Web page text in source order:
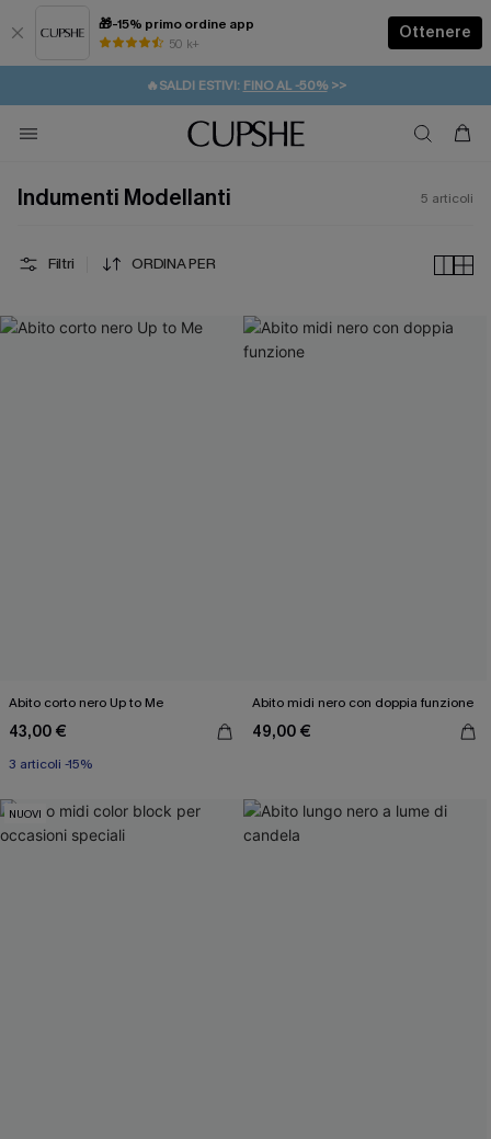
🎁-15% primo ordine app
50 k+
Ottenere
⚡️-15% SUGLI ESSENZIALI DA VACANZA | ACQUISTA
🔥SALDI ESTIVI: FINO AL -50%>>
🚚SPEDIZIONE GRATUITA DA 49€
💌REGALO PER I NUOVI: 20% DI SCONTO*
Indumenti Modellanti 5 articoli
Filtri ORDINA PER
Abito corto nero Up to Me
43,00 €
3 articoli -15%
Abito midi nero con doppia funzione
49,00 €
NUOVI